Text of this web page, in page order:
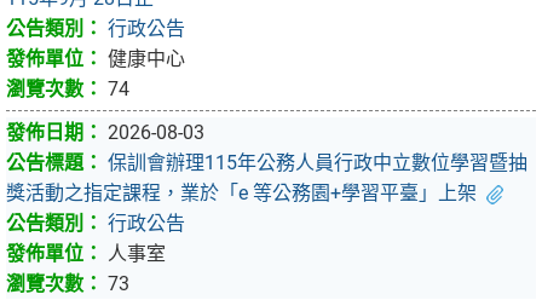
行政公告
健康中心
74
2026-08-03
保訓會辦理115年公務人員行政中立數位學習暨抽
獎活動之指定課程，業於「e 等公務園+學習平臺」上架
行政公告
人事室
73